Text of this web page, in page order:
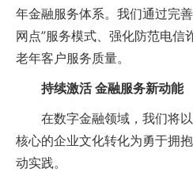
年金融服务体系。我们通过完
网点”服务模式、强化防范电信
老年客户服务质量。
持续激活 金融服务新动能
在数字金融领域，我们将以
核心的企业文化转化为勇于拥
动实践。